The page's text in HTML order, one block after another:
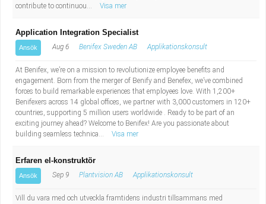
contribute to continuou...
Visa mer
Application Integration Specialist
Ansök Aug 6 Benifex Sweden AB Applikationskonsult
At Benifex, we’re on a mission to revolutionize employee benefits and
engagement. Born from the merger of Benify and Benefex, we’ve combined
forces to build remarkable experiences that employees love. With 1,200+
Benifexers across 14 global offices, we partner with 3,000 customers in 120+
countries, supporting 5 million users worldwide . Ready to be part of an
exciting journey ahead? Welcome to Benifex! Are you passionate about
building seamless technica...
Visa mer
Erfaren el-konstruktör
Ansök Sep 9 Plantvision AB Applikationskonsult
Vill du vara med och utveckla framtidens industri tillsammans med